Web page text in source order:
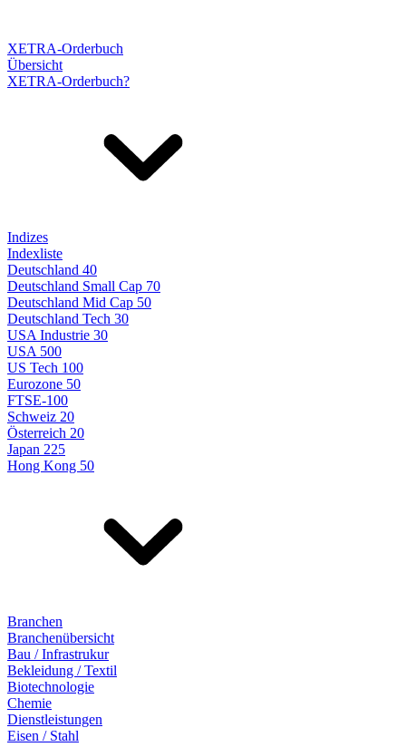
XETRA-Orderbuch
Übersicht
XETRA-Orderbuch?
Indizes
Indexliste
Deutschland 40
Deutschland Small Cap 70
Deutschland Mid Cap 50
Deutschland Tech 30
USA Industrie 30
USA 500
US Tech 100
Eurozone 50
FTSE-100
Schweiz 20
Österreich 20
Japan 225
Hong Kong 50
Branchen
Branchenübersicht
Bau / Infrastrukur
Bekleidung / Textil
Biotechnologie
Chemie
Dienstleistungen
Eisen / Stahl